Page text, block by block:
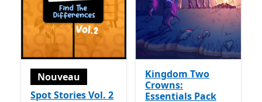
Nouveau
Spot Stories Vol. 2
Kingdom Two
Crowns:
Essentials Pack